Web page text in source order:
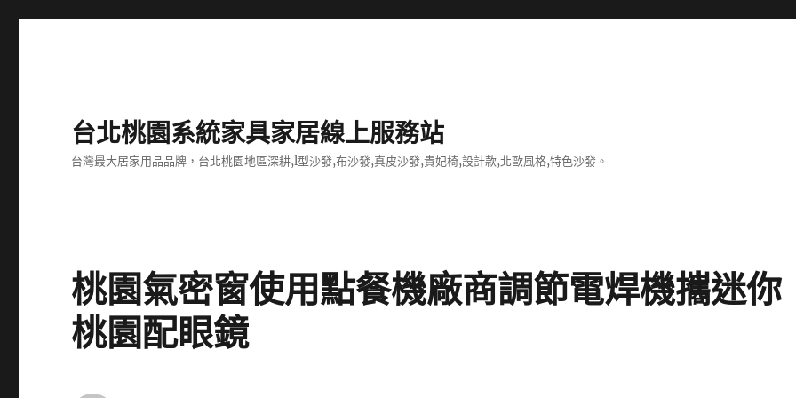
台北桃園系統家具家居線上服務站
台灣最大居家用品品牌，台北桃園地區深耕,l型沙發,布沙發,真皮沙發,貴妃椅,設計款,北歐風格,特色沙發。
桃園氣密窗使用點餐機廠商調節電焊機攜迷你
桃園配眼鏡